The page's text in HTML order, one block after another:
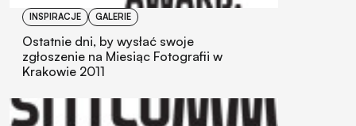
INSPIRACJE GALERIE
Ostatnie dni, by wysłać swoje
zgłoszenie na Miesiąc Fotografii w
Krakowie 2011